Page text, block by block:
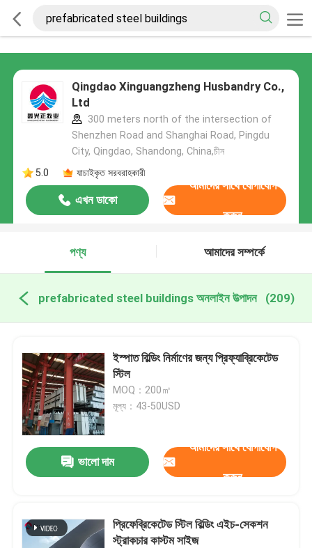
Qingdao Xinguangzheng Husbandry Co.,
Ltd
300 meters north of the intersection of
Shenzhen Road and Shanghai Road, Pingdu
City, Qingdao, Shandong, China,চীন
5.0
যাচাইকৃত সরবরাহকারী
এখন ডাকো
আমাদের সাথে যোগাযোগ
করুন
পণ্য আমাদের সম্পর্কে
prefabricated steel buildings অনলাইন উত্পাদন (209)
ইস্পাত বিল্ডিং নির্মাণের জন্য প্রিফ্যাব্রিকেটেড
স্টিল
MOQ：200㎡
মূল্য：43-50USD
ভালো দাম
আমাদের সাথে যোগাযোগ
করুন
প্রিফেব্রিকেটেড স্টিল বিল্ডিং এইচ-সেকশন
স্ট্রাকচার কাস্টম সাইজ